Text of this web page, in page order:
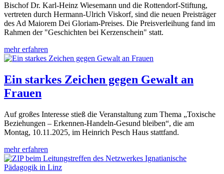
Bischof Dr. Karl-Heinz Wiesemann und die Rottendorf-Stiftung,
vertreten durch Hermann-Ulrich Viskorf, sind die neuen Preisträger
des Ad Maiorem Dei Gloriam-Preises. Die Preisverleihung fand im
Rahmen der "Geschichten bei Kerzenschein" statt.
mehr erfahren
Ein starkes Zeichen gegen Gewalt an
Frauen
Auf großes Interesse stieß die Veranstaltung zum Thema „Toxische
Beziehungen – Erkennen-Handeln-Gesund bleiben“, die am
Montag, 10.11.2025, im Heinrich Pesch Haus stattfand.
mehr erfahren